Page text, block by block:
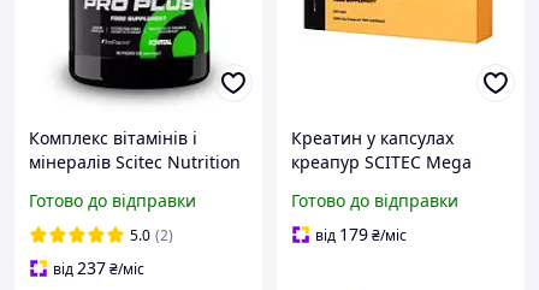
Комплекс вітамінів і
мінералів Scitec Nutrition
Готово до відправки
5.0 (2)
від237₴/міс
Креатин у капсулах
креапур SCITEC Mega
капс. Терміни до
17/04/25р.!!!
Готово до відправки
від 179₴/міс